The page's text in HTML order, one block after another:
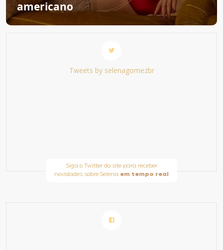
americano
Tweets by selenagomezbr
Siga o Twitter do site para receber
novidades sobre Selena em tempo real